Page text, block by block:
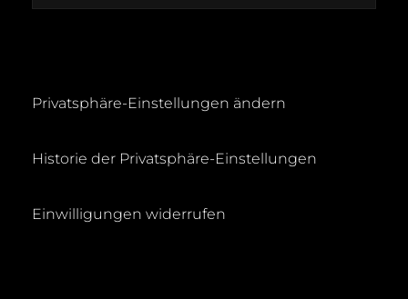
Privatsphäre-Einstellungen ändern
Historie der Privatsphäre-Einstellungen
Einwilligungen widerrufen